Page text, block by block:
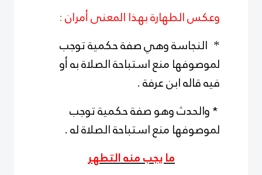
وعكس الطهارة بهذا المعنى أمران:
* النجاسة وهي صفة حكمية توجب
لموصوفها منع استباحة الصلاة به أو
فيه قاله ابن عرفة .
* والحدث وهو صفة حكمية توجب
لموصوفها منع استباحة الصلاة له .
ما يجب منه التطهر